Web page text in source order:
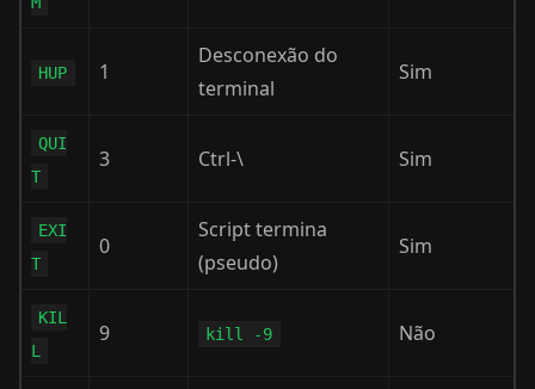
HUP 1
Desconexão do
terminal
Sim
QUI
T
3 Ctrl-\ Sim
EXI
T
0
Script termina
(pseudo)
Sim
KIL
L
9 kill -9 Não